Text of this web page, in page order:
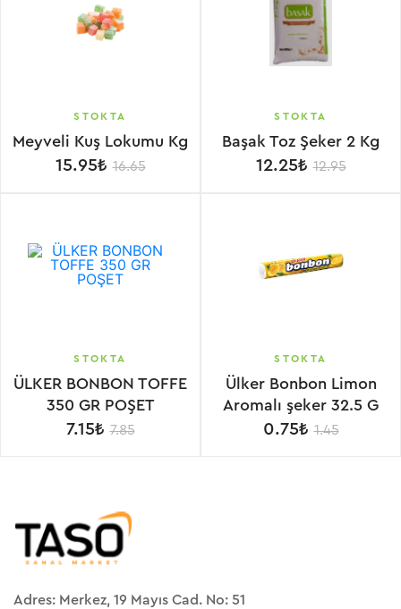
STOKTA
Meyveli Kuş Lokumu Kg
15.95₺16.65
STOKTA
Başak Toz Şeker 2 Kg
12.25₺12.95
STOKTA
ÜLKER BONBON TOFFE
350 GR POŞET
7.15₺7.85
STOKTA
Ülker Bonbon Limon
Aromalı şeker 32.5 G
0.75₺1.45
Adres: Merkez, 19 Mayıs Cad. No: 51